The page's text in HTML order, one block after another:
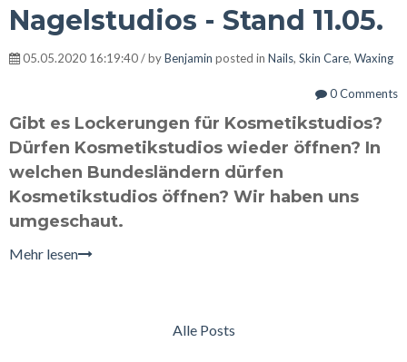
Nagelstudios - Stand 11.05.
05.05.2020 16:19:40 / byBenjamin posted in Nails, Skin Care, Waxing
0 Comments
Gibt es Lockerungen für Kosmetikstudios?
Dürfen Kosmetikstudios wieder öffnen? In
welchen Bundesländern dürfen
Kosmetikstudios öffnen? Wir haben uns
umgeschaut.
Mehr lesen
Alle Posts